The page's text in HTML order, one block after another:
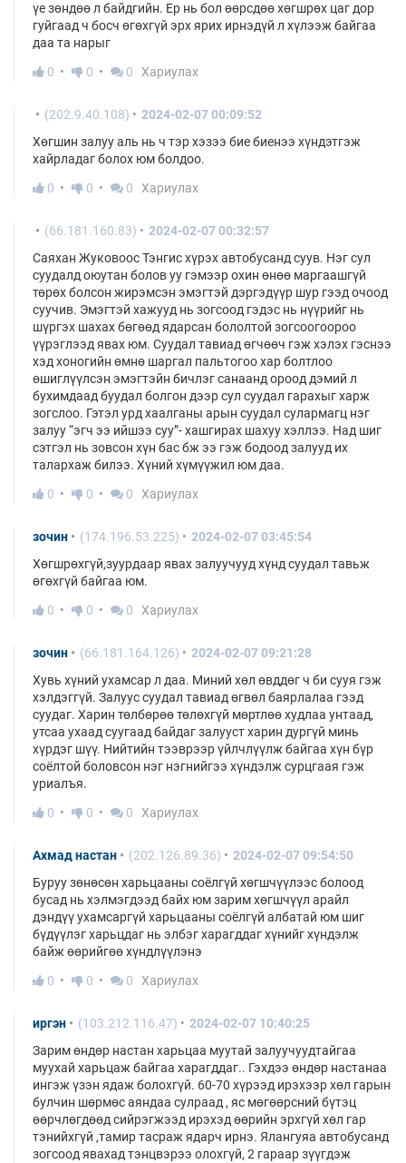
үе зөндөө л байдгийн. Ер нь бол өөрсдөө хөгшрөх цаг дор
гуйгаад ч босч өгөхгүй эрх ярих ирнэдүй л хүлээж байгаа
даа та нарыг
0
0 0 Хариулах
(202.9.40.108)
2024-02-07 00:09:52
Хөгшин залуу аль нь ч тэр хэзээ бие биенээ хүндэтгэж
хайрладаг болох юм болдоо.
0
0 0 Хариулах
(66.181.160.83)
2024-02-07 00:32:57
Саяхан Жуковоос Тэнгис хүрэх автобусанд суув. Нэг сул
суудалд оюутан болов уу гэмээр охин өнөө маргаашгүй
төрөх болсон жирэмсэн эмэгтэй дэргэдүүр шур гээд очоод
суучив. Эмэгтэй хажууд нь зогсоод гэдэс нь нүүрийг нь
шүргэх шахах бөгөөд ядарсан бололтой зогсоогоороо
үүрэглээд явах юм. Суудал тавиад өгчөөч гэж хэлэх гэснээ
хэд хоногийн өмнө шаргал пальтогоо хар болтлоо
өшиглүүлсэн эмэгтэйн бичлэг санаанд ороод дэмий л
бухимдаад буудал болгон дээр сул суудал гарахыг харж
зогслоо. Гэтэл урд хаалганы арын суудал сулармагц нэг
залуу “эгч ээ ийшээ суу”- хашгирах шахуу хэллээ. Над шиг
сэтгэл нь зовсон хүн бас бж ээ гэж бодоод залууд их
талархаж билээ. Хүний хүмүүжил юм даа.
0
0 0 Хариулах
зочин (174.196.53.225)
2024-02-07 03:45:54
Хөгшрөхгүй,зуурдаар явах залуучууд хүнд суудал тавьж
өгөхгүй байгаа юм.
0
0 0 Хариулах
зочин (66.181.164.126)
2024-02-07 09:21:28
Хувь хүний ухамсар л даа. Миний хөл өвддөг ч би сууя гэж
хэлдэггүй. Залуус суудал тавиад өгвөл баярлалаа гээд
суудаг. Харин төлбөрөө төлөхгүй мөртлөө худлаа унтаад,
утсаа ухаад суугаад байдаг залууст харин дургүй минь
хүрдэг шүү. Нийтийн тээврээр үйлчлүүлж байгаа хүн бүр
соёлтой боловсон нэг нэгнийгээ хүндэлж сурцгаая гэж
уриалъя.
0
0 0 Хариулах
Ахмад настан (202.126.89.36)
2024-02-07 09:54:50
Буруу зөнөсөн харьцааны соёлгүй хөгшчүүлээс болоод
бусад нь хэлмэгдээд байх юм зарим хөгшчүүл арайл
дэндүү ухамсаргүй харьцааны соёлгүй албатай юм шиг
бүдүүлэг харьцдаг нь элбэг харагддаг хүнийг хүндэлж
байж өөрийгөө хүндлүүлэнэ
0
0 0 Хариулах
иргэн (103.212.116.47)
2024-02-07 10:40:25
Зарим өндөр настан харьцаа муутай залуучуудтайгаа
муухай харьцаж байгаа харагддаг.. Гэхдээ өндөр настанаа
ингэж үзэн ядаж болохгүй. 60-70 хүрээд ирэхээр хөл гарын
булчин шөрмөс аяндаа сулраад , яс мөгөөрсний бүтэц
өөрчлөгдөөд сийрэгжээд ирэхэд өөрийн эрхгүй хөл гар
тэнийхгүй ,тамир тасраж ядарч ирнэ. Ялангуяа автобусанд
зогсоод явахад тэнцвэрээ олохгүй, 2 гараар зүүгдэж